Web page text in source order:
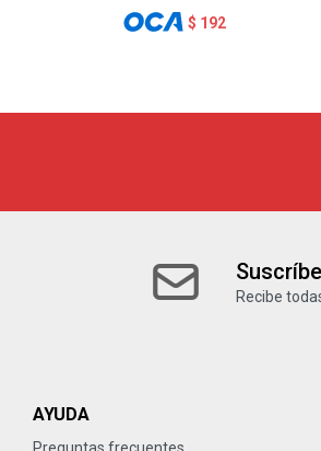
$ 192
Recibe
AYUDA
Preguntas frecuentes